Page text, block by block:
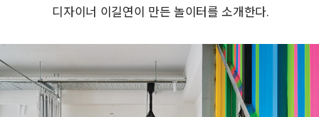
디자이너 이길연이 만든 놀이터를 소개한다.